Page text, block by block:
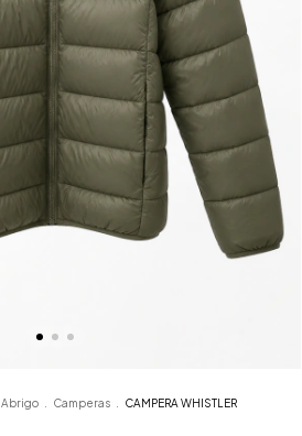
Abrigo Camperas
CAMPERA WHISTLER